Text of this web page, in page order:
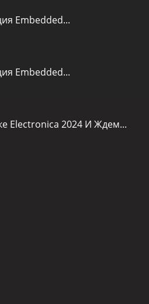
Embedded...
Embedded...
Electronica 2024 И Ждем...